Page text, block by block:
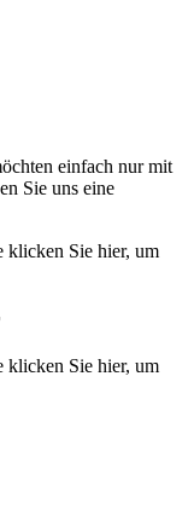
einfach nur mit
Sie uns eine
klicken Sie hier, um
klicken Sie hier, um